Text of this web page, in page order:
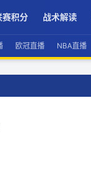
赛积分 战术解读
欧冠直播 NBA直播